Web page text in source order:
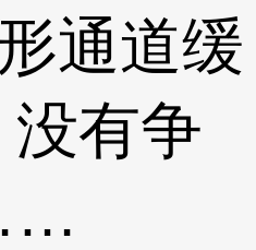
通道缓
有争